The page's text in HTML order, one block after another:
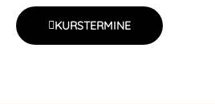
KURSTERMINE